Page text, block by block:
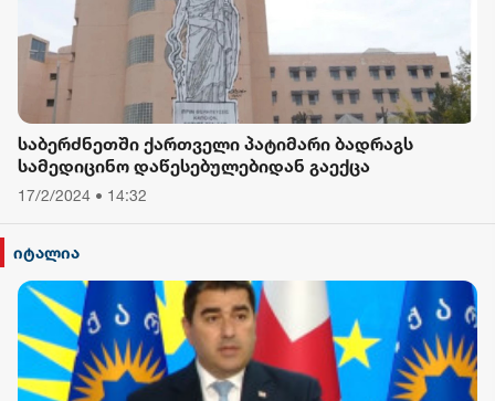
საბერძნეთში ქართველი პატიმარი ბადრაგს
სამედიცინო დაწესებულებიდან გაექცა
17/2/2024 • 14:32
იტალია